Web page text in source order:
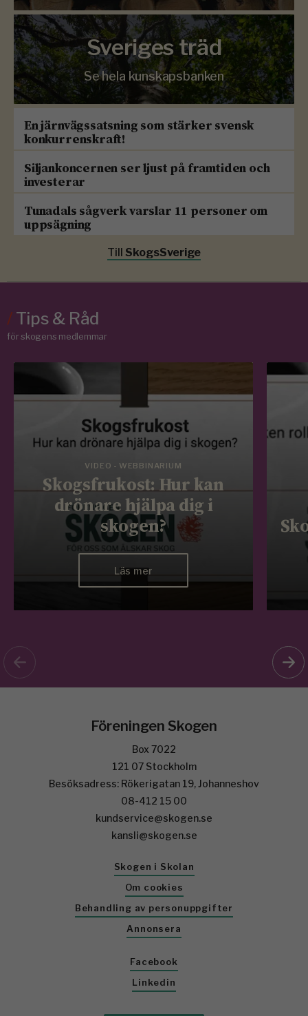
Sveriges träd
Se hela kunskapsbanken
En järnvägssatsning som stärker svensk
konkurrenskraft!
Siljankoncernen ser ljust på framtiden och
investerar
Tunadals sågverk varslar 11 personer om
uppsägning
Till SkogsSverige
/Tips & Råd
för skogens medlemmar
VIDEO - WEBBINARIUM
Skogsfrukost: Hur kan
drönare hjälpa dig i
skogen?
Läs mer
Föreningen Skogen
Box 7022
121 07 Stockholm
Besöksadress: Rökerigatan 19, Johanneshov
08-412 15 00
kundservice@skogen.se
kansli@skogen.se
Skogen i Skolan
Om cookies
Behandling av personuppgifter
Annonsera
Facebook
Linkedin